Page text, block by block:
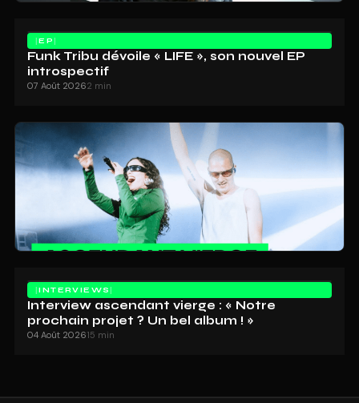
EP
Funk Tribu dévoile « LIFE », son nouvel EP
introspectif
07 Août 20262 min
INTERVIEWS
Interview ascendant vierge : « Notre
prochain projet ? Un bel album ! »
04 Août 202615 min